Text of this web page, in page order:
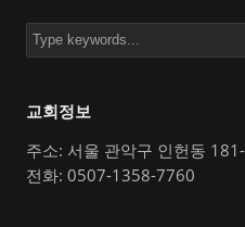
교회정보
주소: 서울 관악구 인헌동
전화: 0507-1358-7760